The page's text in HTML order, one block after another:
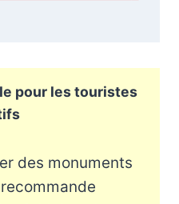
pour les touristes
des monuments